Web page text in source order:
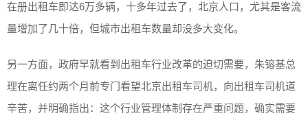
在册出租车即达6万多辆，十多年过去了，北京人口，尤其是客流
量增加了几十倍，但城市出租车数量却没多大变化。
另一方面，政府早就看到出租车行业改革的迫切需要，朱镕基总
理在离任约两个月前专门看望北京出租车司机，向出租车司机道
辛苦，并明确指出：这个行业管理体制存在严重问题，确实需要